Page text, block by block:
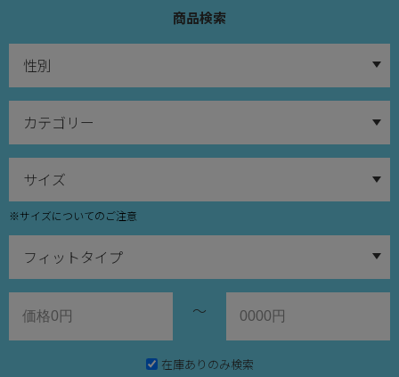
商品検索
※サイズについてのご注意
～
在庫ありのみ検索